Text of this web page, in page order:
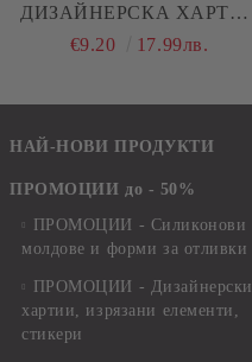
ДИЗАЙНЕРСКА ХАРТИЯ
С ЕЛЕМЕНТИ ЗА
€9.20 17.99лв.
НАЙ-НОВИ ПРОДУКТИ
ПРОМОЦИИ до - 50%
ПРОМОЦИИ - Силиконови
молдове и форми за отливки
ПРОМОЦИИ - Дизайнерски
хартии, изрязани елементи,
стикери